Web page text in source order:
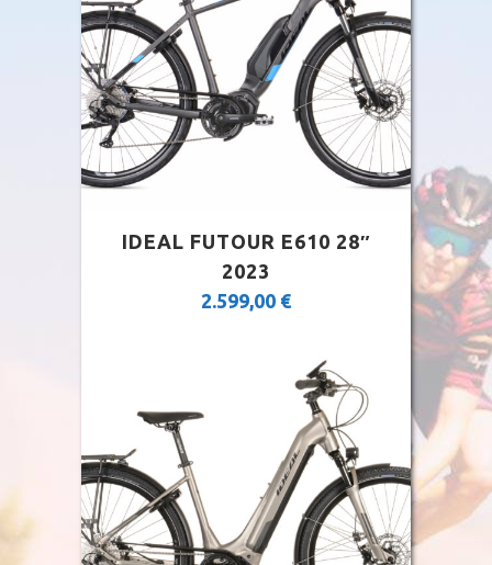
IDEAL FUTOUR E610 28″
2023
2.599,00 €